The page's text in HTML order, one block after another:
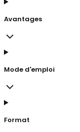
Avantages
Mode d'emploi
Format